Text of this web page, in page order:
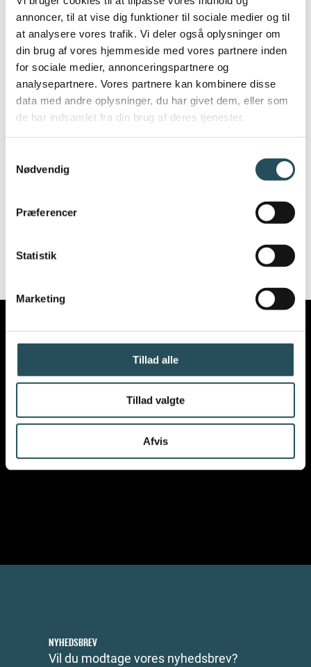
annoncer, til at vise dig funktioner til sociale medier og til
at analysere vores trafik. Vi deler også oplysninger om
din brug af vores hjemmeside med vores partnere inden
for sociale medier, annonceringspartnere og
analysepartnere. Vores partnere kan kombinere disse
data med andre oplysninger, du har givet dem, eller som
de har indsamlet fra din brug af deres tjenester.
Nødvendig
Præferencer
Statistik
Marketing
Tillad alle
Tillad valgte
Afvis
hurtigt kan tilpasse sig og drage fordel af
dets funktioner. Det giver dem mulighed for
at fokusere mere på at skabe et sikkert og
sundt arbejdsmiljø og bruge mindre tid på
administrative opgaver.
Læs mere om værktøjet og tilmelding til
(asnaes-vangstrup.dk)
VIL DU VIDE MERE OM
VORES ARBEJDE?
NYHEDSBREV
Vil du modtage vores nyhedsbrev?